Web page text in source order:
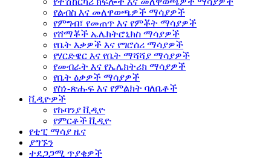
የልብስ እና መለዋወጫዎች ማሳያዎች
የምግብ፣ የመጠጥ እና የምቾት ማሳያዎች
የሸማቾች ኤሌክትሮኒክስ ማሳያዎች
የቤት እቃዎች እና የግሮሰሪ ማሳያዎች
የሃርድዌር እና የቤት ማሻሻያ ማሳያዎች
የመብራት እና የኤሌክትሪክ ማሳያዎች
የቤት ዕቃዎች ማሳያዎች
የስነ-ጽሑፍ እና የምልክት ባለቤቶች
ቪዲዮዎች
የኩባንያ ቪዲዮ
የምርቶች ቪዲዮ
የቲፒ ማሳያ ዜና
ያግኙን
ተደጋጋሚ ጥያቄዎች